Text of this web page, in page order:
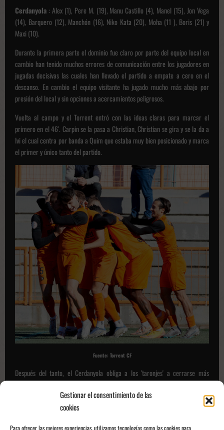
Gestionar el consentimiento de las
cookies
Para ofrecer las mejores experiencias, utilizamos tecnologías como las cookies para
Cerdanyola : Alex (1), Pere M. (19), Manu Castillo (4), Manel (15), Jon Vega
(14), Barquero (12), Manchón (16), Niko Kata (20), Moha (11 ), Boris (21) y
Maxi (10).
Durante la primera parte el dominio fue claro por parte del equipo local en
cambio han tenido muchos errores de comunicación entre los jugadores en
jugadas decisivas las cuales han llevado el partido a empate a cero en el
descanso. En cambio el equipo visitante ha jugado mucho más abajo por
presión del local y sin opciones a acercamientos peligrosos.
Vuelta al campo y el Torrent entró con las ideas claras para marcar el
primero en el 46'. Carpin se la pasa a Christian, Christian se gira y se la da a
Ivi el cual centra por banda a Quim que estaba muy bien posicionado y marca
el primer y único tanto del partido.
Fuente: Torrent CF
Después del tanto, el Cerdanyola obliga a los 'taronjes' a cerrarse más
ganando posesión a través de balones parados y saques de banda que
supieron aprovechar puesto que generaban acercamientos peligrosos aunque
gracias a la defensa del Torrent no concluyeron en gol.
Por esos